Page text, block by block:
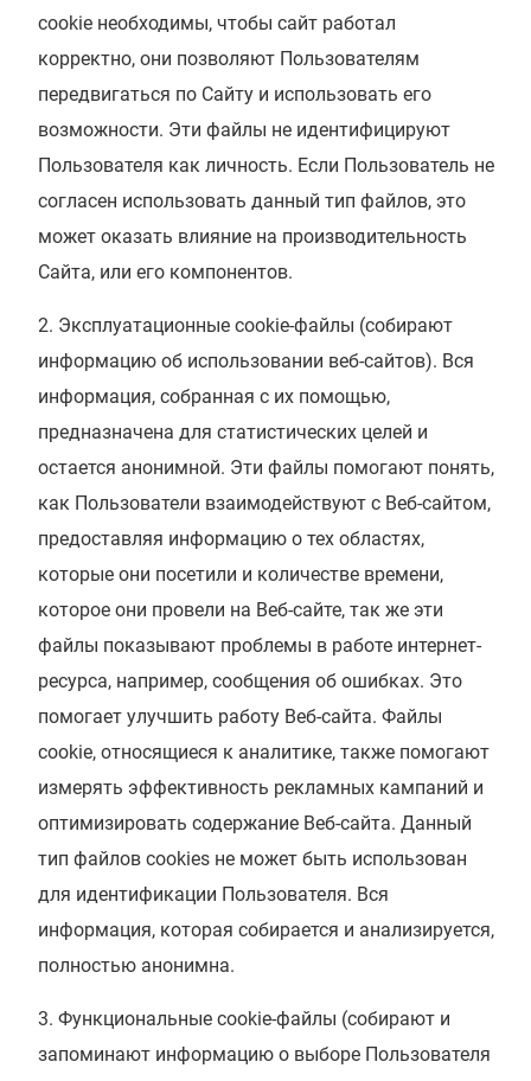
cookie необходимы, чтобы сайт работал
корректно, они позволяют Пользователям
передвигаться по Сайту и использовать его
возможности. Эти файлы не идентифицируют
Пользователя как личность. Если Пользователь не
согласен использовать данный тип файлов, это
может оказать влияние на производительность
Сайта, или его компонентов.
Эксплуатационные cookie-файлы (собирают
информацию об использовании веб-сайтов). Вся
информация, собранная с их помощью,
предназначена для статистических целей и
остается анонимной. Эти файлы помогают понять,
как Пользователи взаимодействуют с Веб-сайтом,
предоставляя информацию о тех областях,
которые они посетили и количестве времени,
которое они провели на Веб-сайте, так же эти
файлы показывают проблемы в работе интернет-
ресурса, например, сообщения об ошибках. Это
помогает улучшить работу Веб-сайта. Файлы
cookie, относящиеся к аналитике, также помогают
измерять эффективность рекламных кампаний и
оптимизировать содержание Веб-сайта. Данный
тип файлов cookies не может быть использован
для идентификации Пользователя. Вся
информация, которая собирается и анализируется,
полностью анонимна.
Функциональные cookie-файлы (собирают и
запоминают информацию о выборе Пользователя